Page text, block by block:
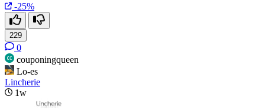
-25%
229
0
couponingqueen
Lo-es
Lincherie
1w